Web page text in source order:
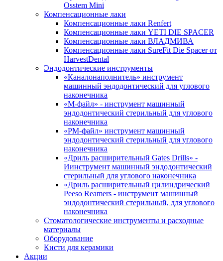
Osstem Mini
Компенсационные лаки
Компенсационные лаки Renfert
Компенсационные лаки YETI DIE SPACER
Компенсационные лаки ВЛАДМИВА
Компенсационные лаки SureFit Die Spacer от
HarvestDental
Эндодонтические инструменты
«Каналонаполнитель» инструмент
машинный эндодонтический для углового
наконечника
«М-файл» - инструмент машинный
эндодонтический стерильный для углового
наконечника
«РМ-файл» инструмент машинный
эндодонтический стерильный для углового
наконечника
«Дриль расширительный Gates Drills» -
Иинструмент машинный эндодонтический
стерильный для углового наконечника
«Дриль расширительный цилиндрический
Peeso Reamers - инструмент машинный
эндодонтический стерильный, для углового
наконечника
Стоматологические инструменты и расходные
материалы
Оборудование
Кисти для керамики
Акции